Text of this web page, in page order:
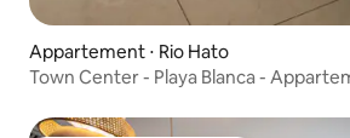
Appartement ⋅ Rio Hato
Town Center - Playa Blanca -